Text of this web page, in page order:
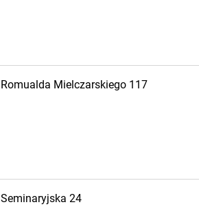
Romualda Mielczarskiego 117
Seminaryjska 24